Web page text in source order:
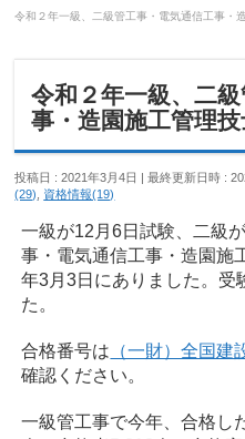
令和２年一級、二級管工事・電気通信工事・
令和２年一級、二
事・造園施工管理
投稿日 : 2021年3月4日 最終更新日時 :
(29)
資格情報(19)
一級が12月6日試験、二級
事・電気通信工事・造園施
年3月3日にありました。受
た。
合格番号は （一財）全国建
確認ください。
一級管工事で今年、合格し